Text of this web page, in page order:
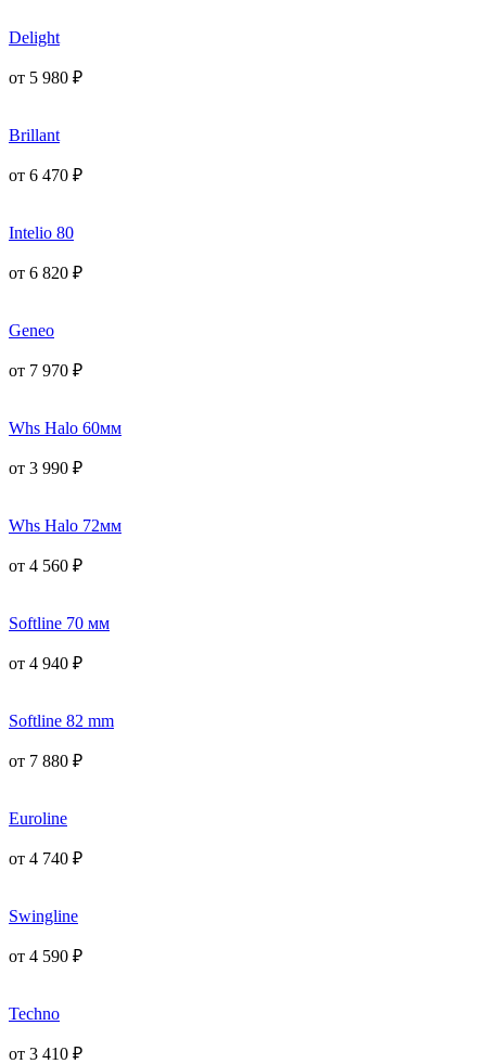
Delight
от 5 980 ₽
Brillant
от 6 470 ₽
Intelio 80
от 6 820 ₽
Geneo
от 7 970 ₽
Whs Halo 60мм
от 3 990 ₽
Whs Halo 72мм
от 4 560 ₽
Softline 70 мм
от 4 940 ₽
Softline 82 mm
от 7 880 ₽
Euroline
от 4 740 ₽
Swingline
от 4 590 ₽
Techno
от 3 410 ₽